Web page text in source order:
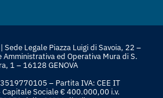
Legale Piazza Luigi di Savoia, 22 –
Amministrativa ed Operativa Mura di S.
1 – 16128 GENOVA
– Partita IVA: CEE IT
Sociale € 400.000,00 i.v.